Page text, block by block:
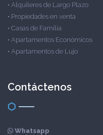
• Alquileres de Largo Plazo
• Propiedades en venta
• Casas de Familia
• Apartamentos Económicos
• Apartamentos de Lujo
Contáctenos
Whatsapp